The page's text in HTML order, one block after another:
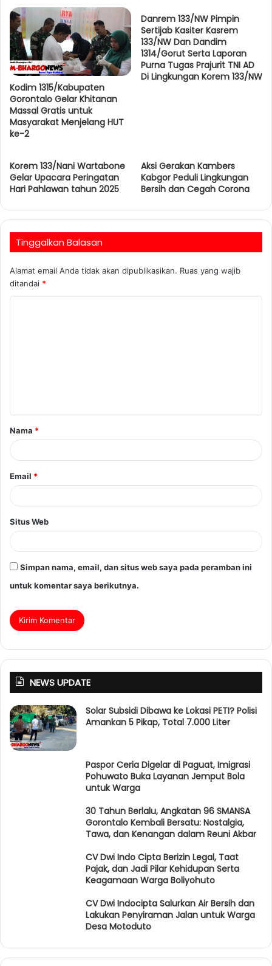
e
Kodim 1315/Kabupaten
Gorontalo Gelar Khitanan
Massal Gratis untuk
Masyarakat Menjelang HUT
ke-2
Danrem 133/NW Pimpin
Sertijab Kasiter Kasrem
133/NW Dan Dandim
1314/Gorut Serta Laporan
Purna Tugas Prajurit TNI AD
Di Lingkungan Korem 133/NW
Korem 133/Nani Wartabone
Gelar Upacara Peringatan
Hari Pahlawan tahun 2025
Aksi Gerakan Kambers
Kabgor Peduli Lingkungan
Bersih dan Cegah Corona
Tinggalkan Balasan
Alamat email Anda tidak akan dipublikasikan. Ruas yang wajib
ditandai *
Nama *
Email *
Situs Web
Simpan nama, email, dan situs web saya pada peramban ini
untuk komentar saya berikutnya.
NEWS UPDATE
Solar Subsidi Dibawa ke Lokasi PETI? Polisi
Amankan 5 Pikap, Total 7.000 Liter
Paspor Ceria Digelar di Paguat, Imigrasi
Pohuwato Buka Layanan Jemput Bola
untuk Warga
30 Tahun Berlalu, Angkatan 96 SMANSA
Gorontalo Kembali Bersatu: Nostalgia,
Tawa, dan Kenangan dalam Reuni Akbar
CV Dwi Indo Cipta Berizin Legal, Taat
Pajak, dan Jadi Pilar Kehidupan Serta
Keagamaan Warga Boliyohuto
CV Dwi Indocipta Salurkan Air Bersih dan
Lakukan Penyiraman Jalan untuk Warga
Desa Motoduto